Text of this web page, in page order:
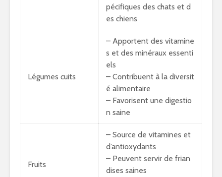
pécifiques des chats et d
es chiens
Légumes cuits
– Apportent des vitamine
s et des minéraux essenti
els
– Contribuent à la diversit
é alimentaire
– Favorisent une digestio
n saine
Fruits
– Source de vitamines et
d’antioxydants
– Peuvent servir de frian
dises saines